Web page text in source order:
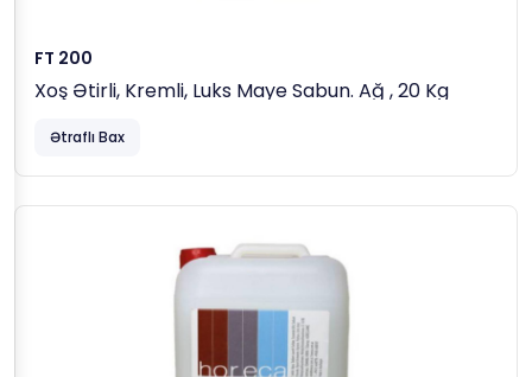
FT 200
Xoş Ətirli, Kremli, Luks Maye Sabun. Ağ , 20 Kg
Ətraflı Bax